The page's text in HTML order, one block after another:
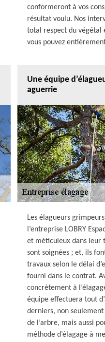
conformeront à vos
résultat voulu. Nos
total respect du végétal
vous pouvez
Une équipe
aguerrie
Les élagueurs
l’entreprise LOBRY
et méticuleux dans leur
sont soignées ; et, ils
travaux selon le délai
fourni dans le contrat.
concrètement à
équipe effectuera tout
derniers, non seulement
de l’arbre, mais aussi
méthode d’élagage à